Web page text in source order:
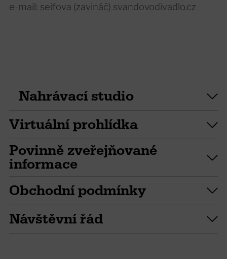
e-mail: seifova (zavináč) svandovodivadlo.cz
Nahrávací studio
Virtuální prohlídka
Povinně zveřejňované
informace
Obchodní podmínky
Návštěvní řád